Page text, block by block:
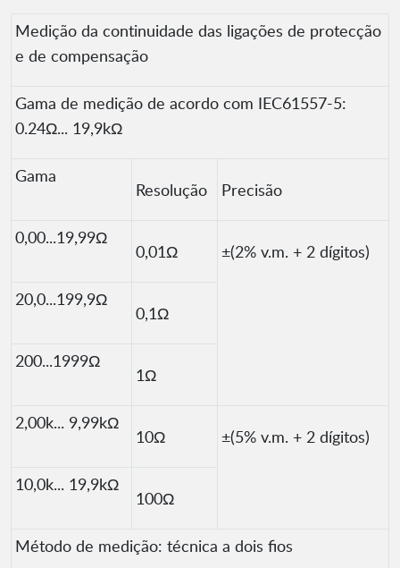
Medição da continuidade das ligações de protecção
e de compensação
Gama de medição de acordo com IEC61557-5:
0.24Ω... 19,9kΩ
Gama
Resolução Precisão
0,00...19,99Ω
0,01Ω ±(2% v.m. + 2 dígitos)
20,0...199,9Ω
0,1Ω
200...1999Ω
1Ω
2,00k... 9,99kΩ
10Ω ±(5% v.m. + 2 dígitos)
10,0k... 19,9kΩ
100Ω
Método de medição: técnica a dois fios